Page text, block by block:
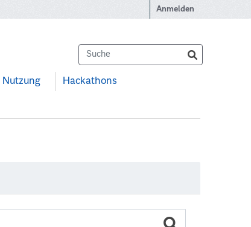
Anmelden
Nutzung Hackathons